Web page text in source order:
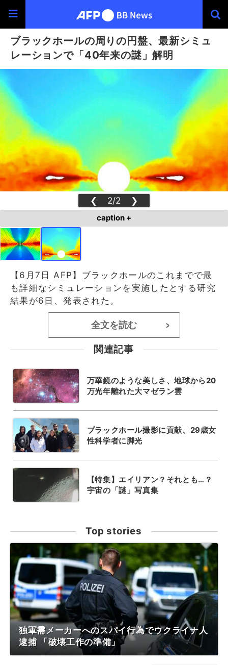
ブラックホールの周りの円盤、最新シミュ
レーションで「40年来の謎」解明
❮ 2/2 ❯
caption +
【6月7日 AFP】ブラックホールのこれまでで最
も詳細なシミュレーションを実施したとする研究
結果が6日、発表された。
全文を読む >
関連記事
万華鏡のような美しさ、地球から20
万光年離れた大マゼラン雲
ブラックホール撮影に貢献、29歳女
性科学者に脚光
【特集】エイリアン？それとも…？
宇宙の「謎」写真集
Top stories
独軍需メーカーへのスパイ行為でウクライナ人
逮捕 「破壊工作の準備」